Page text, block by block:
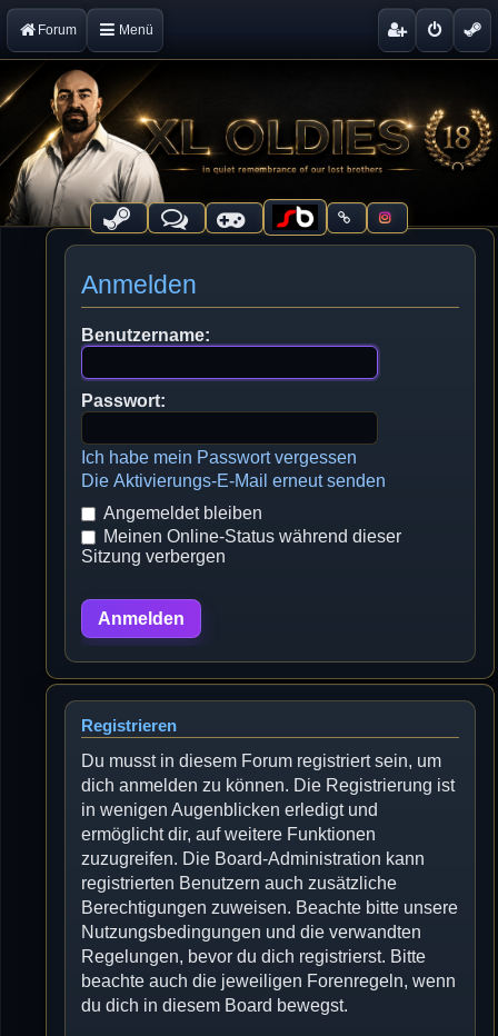
Forum Menü
Anmelden
Benutzername:
Passwort:
Ich habe mein Passwort vergessen
Die Aktivierungs-E-Mail erneut senden
Angemeldet bleiben
Meinen Online-Status während dieser
Sitzung verbergen
Registrieren
Du musst in diesem Forum registriert sein, um
dich anmelden zu können. Die Registrierung ist
in wenigen Augenblicken erledigt und
ermöglicht dir, auf weitere Funktionen
zuzugreifen. Die Board-Administration kann
registrierten Benutzern auch zusätzliche
Berechtigungen zuweisen. Beachte bitte unsere
Nutzungsbedingungen und die verwandten
Regelungen, bevor du dich registrierst. Bitte
beachte auch die jeweiligen Forenregeln, wenn
du dich in diesem Board bewegst.